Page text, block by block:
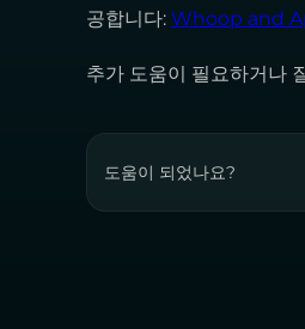
공합니다: Whoop and
추가 도움이 필요하거나
도움이 되었나요?